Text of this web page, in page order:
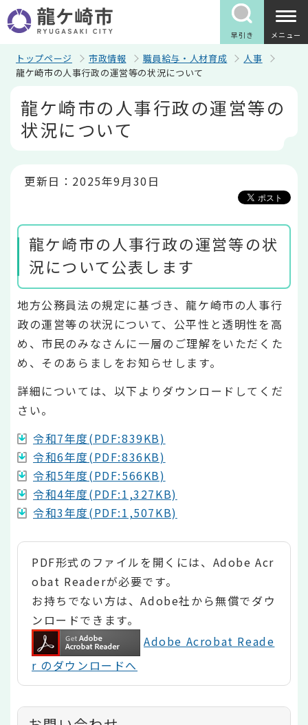
の
ペ
早引き メニュー
トップページ 市政情報 職員給与・人材育成
人事
龍ケ崎市の人事行政の運営等の状況について
龍ケ崎市の人事行政の運営等の
状況について
更新日：2025年9月30日
龍ケ崎市の人事行政の運営等の状
況について公表します
地方公務員法の規定に基づき、龍ケ崎市の人事行
政の運営等の状況について、公平性と透明性を高
め、市民のみなさんに一層のご理解をいただくた
め、そのあらましをお知らせします。
詳細については、以下よりダウンロードしてくだ
さい。
令和7年度(PDF:839KB)
令和6年度(PDF:836KB)
令和5年度(PDF:566KB)
令和4年度(PDF:1,327KB)
令和3年度(PDF:1,507KB)
PDF形式のファイルを開くには、Adobe Acr
obat Readerが必要です。
お持ちでない方は、Adobe社から無償でダウ
ンロードできます。
Adobe Acrobat Reade
r のダウンロードへ